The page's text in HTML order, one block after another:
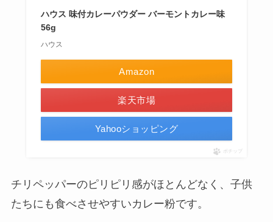
ハウス 味付カレーパウダー バーモントカレー味
56g
ハウス
Amazon
楽天市場
Yahooショッピング
ポチップ
チリペッパーのピリピリ感がほとんどなく、子供
たちにも食べさせやすいカレー粉です。